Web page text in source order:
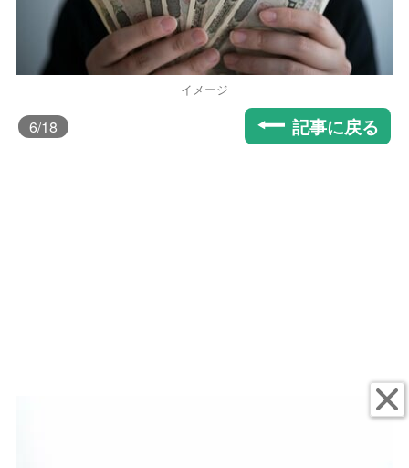
イメージ
6/18 記事に戻る